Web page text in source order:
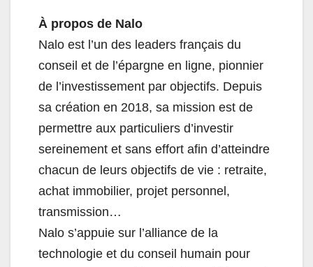
À propos de Nalo
Nalo est l’un des leaders français du
conseil et de l’épargne en ligne, pionnier
de l’investissement par objectifs. Depuis
sa création en 2018, sa mission est de
permettre aux particuliers d’investir
sereinement et sans effort afin d’atteindre
chacun de leurs objectifs de vie : retraite,
achat immobilier, projet personnel,
transmission…
Nalo s’appuie sur l’alliance de la
technologie et du conseil humain pour